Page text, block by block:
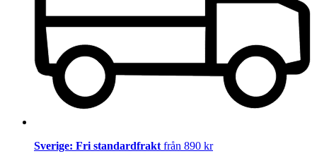
Sverige: Fri standardfrakt från 890 kr